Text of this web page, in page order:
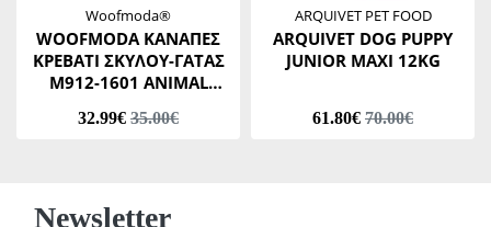
Woofmoda®
WOOFMODA ΚΑΝΑΠΕΣ
ΚΡΕΒΑΤΙ ΣΚΥΛΟΥ-ΓΑΤΑΣ
Μ912-1601 ANIMAL
CM
32.99€ 35.00€
ARQUIVET PET FOOD
ARQUIVET DOG PUPPY
JUNIOR MAXI 12KG
61.80€ 70.00€
Newsletter